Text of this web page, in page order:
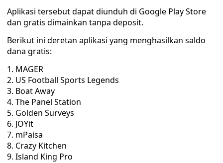
Aplikasi tersebut dapat diunduh di Google Play Store
dan gratis dimainkan tanpa deposit.
Berikut ini deretan aplikasi yang menghasilkan saldo
dana gratis:
MAGER
US Football Sports Legends
Boat Away
The Panel Station
Golden Surveys
JOYit
mPaisa
Crazy Kitchen
Island King Pro